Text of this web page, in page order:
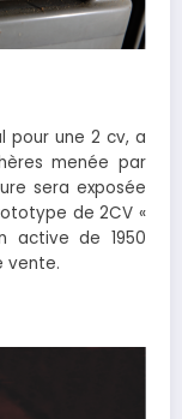
pour une 2 cv, a
menée par
sera exposée
de 2CV «
active de 1950
vente.